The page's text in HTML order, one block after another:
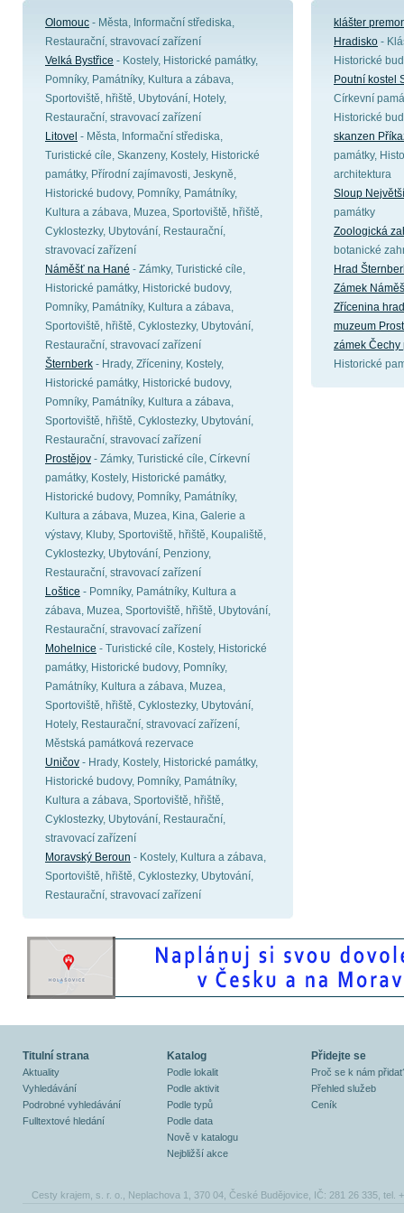
Olomouc - Města, Informační střediska,
Restaurační, stravovací zařízení
Velká Bystřice - Kostely, Historické památky,
Pomníky, Památníky, Kultura a zábava,
Sportoviště, hřiště, Ubytování, Hotely,
Restaurační, stravovací zařízení
Litovel - Města, Informační střediska,
Turistické cíle, Skanzeny, Kostely, Historické
památky, Přírodní zajímavosti, Jeskyně,
Historické budovy, Pomníky, Památníky,
Kultura a zábava, Muzea, Sportoviště, hřiště,
Cyklostezky, Ubytování, Restaurační,
stravovací zařízení
Náměšť na Hané - Zámky, Turistické cíle,
Historické památky, Historické budovy,
Pomníky, Památníky, Kultura a zábava,
Sportoviště, hřiště, Cyklostezky, Ubytování,
Restaurační, stravovací zařízení
Šternberk - Hrady, Zříceniny, Kostely,
Historické památky, Historické budovy,
Pomníky, Památníky, Kultura a zábava,
Sportoviště, hřiště, Cyklostezky, Ubytování,
Restaurační, stravovací zařízení
Prostějov - Zámky, Turistické cíle, Církevní
památky, Kostely, Historické památky,
Historické budovy, Pomníky, Památníky,
Kultura a zábava, Muzea, Kina, Galerie a
výstavy, Kluby, Sportoviště, hřiště, Koupaliště,
Cyklostezky, Ubytování, Penziony,
Restaurační, stravovací zařízení
Loštice - Pomníky, Památníky, Kultura a
zábava, Muzea, Sportoviště, hřiště, Ubytování,
Restaurační, stravovací zařízení
Mohelnice - Turistické cíle, Kostely, Historické
památky, Historické budovy, Pomníky,
Památníky, Kultura a zábava, Muzea,
Sportoviště, hřiště, Cyklostezky, Ubytování,
Hotely, Restaurační, stravovací zařízení,
Městská památková rezervace
Uničov - Hrady, Kostely, Historické památky,
Historické budovy, Pomníky, Památníky,
Kultura a zábava, Sportoviště, hřiště,
Cyklostezky, Ubytování, Restaurační,
stravovací zařízení
Moravský Beroun - Kostely, Kultura a zábava,
Sportoviště, hřiště, Cyklostezky, Ubytování,
Restaurační, stravovací zařízení
klášter
Hradisko -
Historické
Poutní kostel
Církevní
Historické
skanzen
památky,
architektura
Sloup
památky
Zoologická
botanické
Hrad
Zámek
Zřícenina
muzeum
zámek Čechy
Historické
Titulní strana
Aktuality
Vyhledávání
Podrobné vyhledávání
Fulltextové hledání
Katalog
Podle lokalit
Podle aktivit
Podle typů
Podle data
Nově v katalogu
Nejbližší akce
Přidejte se
Proč se k nám
Přehled služeb
Ceník
Cesty krajem, s. r. o., Neplachova 1, 370 04, České Budějovice, IČ: 281 26 335, tel.